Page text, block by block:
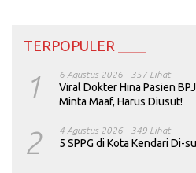
TERPOPULER ____
1 6 Agustus 2026 357 Lihat
Viral Dokter Hina Pasien
Minta Maaf, Harus Diusut!
2 4 Agustus 2026 349 Lihat
5 SPPG di Kota Kendari Di-